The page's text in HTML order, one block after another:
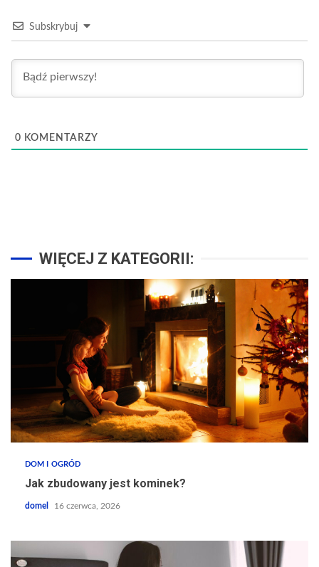
Subskrybuj
0 KOMENTARZY
WIĘCEJ Z KATEGORII:
DOM I OGRÓD
Jak zbudowany jest kominek?
domel 16 czerwca, 2026